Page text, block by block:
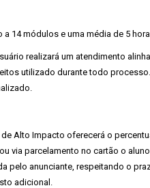
14 módulos e uma média de 5
realizará um atendimento
utilizado durante todo
Alto Impacto oferecerá o
via parcelamento no cartão o
pelo anunciante, respeitando o
adicional.